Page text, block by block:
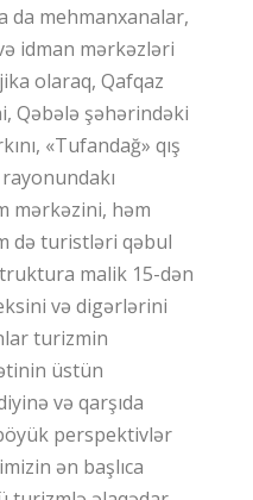
da mehmanxanalar,
idman mərkəzləri
olaraq, Qafqaz
Qəbələ şəhərindəki
«Tufandağ» qış
mərkəzini, həm
də turistləri qəbul
malik 15-dən
və digərlərini
turizmin
üstün
və qarşıda
perspektivlər
ən başlıca